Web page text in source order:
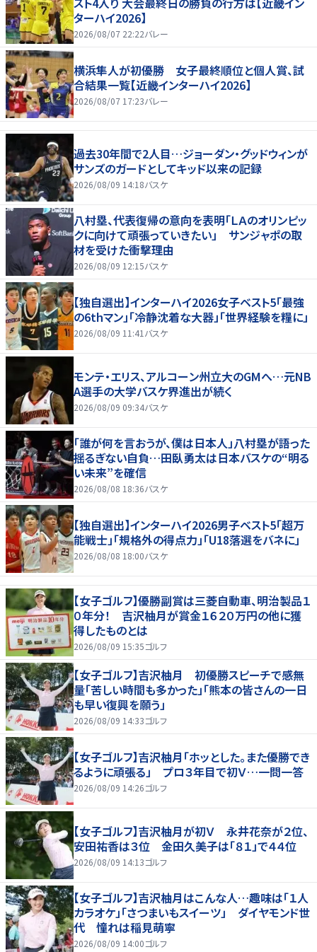
ターハイ2026】
2026/08/07 22:22バレー
横浜隼人が初優勝 女子最終順位と個人賞、試
合結果一覧【近畿インターハイ2026】
2026/08/07 17:23バレー
過去30年間で2人目…ジョーダン・グッドウィンが
サンズのガードとしてキッド以来の記録
2026/08/09 14:18バスケ
八村塁、代表復帰の意向を表明「ＬＡのオリンピッ
クに向けて頑張っていきたい」 サンジャポの取
材を受けた衝撃理由
2026/08/09 12:15バスケ
【独自選出】インターハイ2026女子ベスト5「最強
の6thマン」「冷静沈着な大器」「世界経験を糧に」
2026/08/09 11:41 バスケ
モンテ・エリス、アルコーン州立大のGMへ…元NB
A選手の大学バスケ界進出が続く
2026/08/09 09:34バスケ
「誰が何を言おうが、僕は日本人」八村塁が語った
揺るぎない自負…田臥勇太は日本バスケの“明る
い未来”を確信
2026/08/08 18:36バスケ
【独自選出】インターハイ2026男子ベスト5「超万
能戦士」「規格外の得点力」「U18落選をバネに」
2026/08/08 18:00バスケ
【女子ゴルフ】優勝副賞は三菱自動車、明治製品１
０年分！ 吉沢柚月が賞金１６２０万円の他に獲
得したものとは
2026/08/09 15:35ゴルフ
【女子ゴルフ】吉沢柚月 初優勝スピーチで感無
量「苦しい時間も多かった」「熊本の皆さんの一日
も早い復興を願う」
2026/08/09 14:33ゴルフ
【女子ゴルフ】吉沢柚月「ホッとした。また優勝でき
るように頑張る」 プロ３年目で初Ｖ…一問一答
2026/08/09 14:26ゴルフ
【女子ゴルフ】吉沢柚月が初Ｖ 永井花奈が２位、
安田祐香は３位 金田久美子は「８１」で４４位
2026/08/09 14:13ゴルフ
【女子ゴルフ】吉沢柚月はこんな人…趣味は「１人
カラオケ」「さつまいもスイーツ」 ダイヤモンド世
代 憧れは稲見萌寧
2026/08/09 14:00ゴルフ